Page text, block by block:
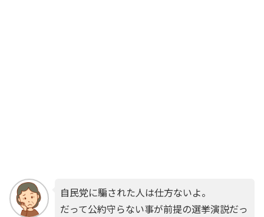
自民党に騙された人は仕方ないよ。
だって公約守らない事が前提の選挙演説だっ